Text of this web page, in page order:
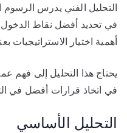
التحليل الفني يدرس الرسوم
في تحديد أفضل نقاط
أهمية اختيار الاستراتيجيات
يحتاج هذا التحليل إلى فهم
في اتخاذ قرارات أفضل في
التحليل الأساسي